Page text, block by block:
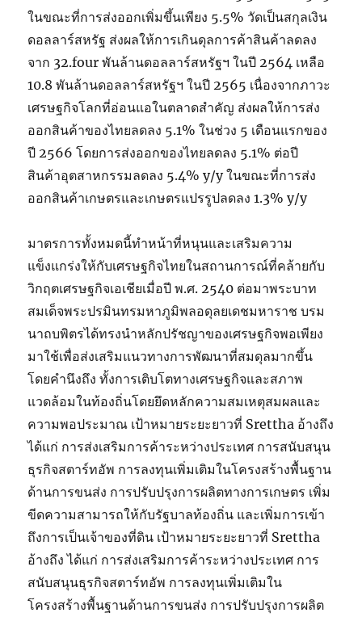
ในขณะที่การส่งออกเพิ่มขึ้นเพียง 5.5% วัดเป็นสกุลเงิน
ดอลลาร์สหรัฐ ส่งผลให้การเกินดุลการค้าสินค้าลดลง
จาก 32.four พันล้านดอลลาร์สหรัฐฯ ในปี 2564 เหลือ
10.8 พันล้านดอลลาร์สหรัฐฯ ในปี 2565 เนื่องจากภาวะ
เศรษฐกิจโลกที่อ่อนแอในตลาดสำคัญ ส่งผลให้การส่ง
ออกสินค้าของไทยลดลง 5.1% ในช่วง 5 เดือนแรกของ
ปี 2566 โดยการส่งออกของไทยลดลง 5.1% ต่อปี
สินค้าอุตสาหกรรมลดลง 5.4% y/y ในขณะที่การส่ง
ออกสินค้าเกษตรและเกษตรแปรรูปลดลง 1.3% y/y
มาตรการทั้งหมดนี้ทำหน้าที่หนุนและเสริมความ
แข็งแกร่งให้กับเศรษฐกิจไทยในสถานการณ์ที่คล้ายกับ
วิกฤตเศรษฐกิจเอเชียเมื่อปี พ.ศ. 2540 ต่อมาพระบาท
สมเด็จพระปรมินทรมหาภูมิพลอดุลยเดชมหาราช บรม
นาถบพิตรได้ทรงนำหลักปรัชญาของเศรษฐกิจพอเพียง
มาใช้เพื่อส่งเสริมแนวทางการพัฒนาที่สมดุลมากขึ้น
โดยคำนึงถึง ทั้งการเติบโตทางเศรษฐกิจและสภาพ
แวดล้อมในท้องถิ่นโดยยึดหลักความสมเหตุสมผลและ
ความพอประมาณ เป้าหมายระยะยาวที่ Srettha อ้างถึง
ได้แก่ การส่งเสริมการค้าระหว่างประเทศ การสนับสนุน
ธุรกิจสตาร์ทอัพ การลงทุนเพิ่มเติมในโครงสร้างพื้นฐาน
ด้านการขนส่ง การปรับปรุงการผลิตทางการเกษตร เพิ่ม
ขีดความสามารถให้กับรัฐบาลท้องถิ่น และเพิ่มการเข้า
ถึงการเป็นเจ้าของที่ดิน เป้าหมายระยะยาวที่ Srettha
อ้างถึง ได้แก่ การส่งเสริมการค้าระหว่างประเทศ การ
สนับสนุนธุรกิจสตาร์ทอัพ การลงทุนเพิ่มเติมใน
โครงสร้างพื้นฐานด้านการขนส่ง การปรับปรุงการผลิต